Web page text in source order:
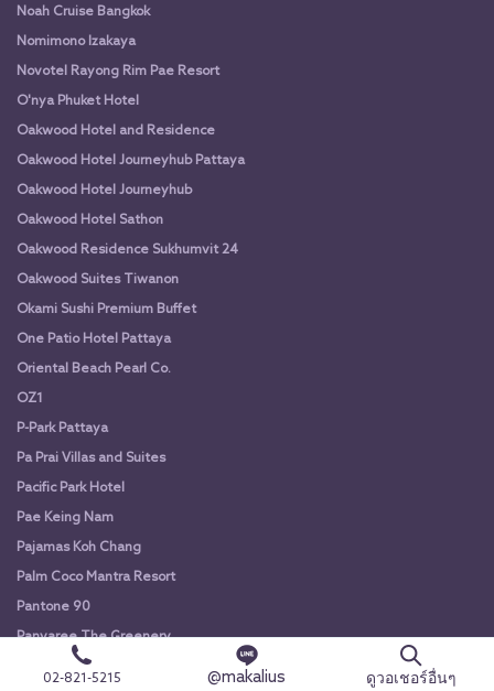
Noah Cruise Bangkok
Nomimono Izakaya
Novotel Rayong Rim Pae Resort
O'nya Phuket Hotel
Oakwood Hotel and Residence
Oakwood Hotel Journeyhub Pattaya
Oakwood Hotel Journeyhub
Oakwood Hotel Sathon
Oakwood Residence Sukhumvit 24
Oakwood Suites Tiwanon
Okami Sushi Premium Buffet
One Patio Hotel Pattaya
Oriental Beach Pearl Co.
OZ1
P-Park Pattaya
Pa Prai Villas and Suites
Pacific Park Hotel
Pae Keing Nam
Pajamas Koh Chang
Palm Coco Mantra Resort
Pantone 90
Panvaree The Greenery
Panwana Resort
02-821-5215 @makalius ดูวอเชอร์อื่นๆ